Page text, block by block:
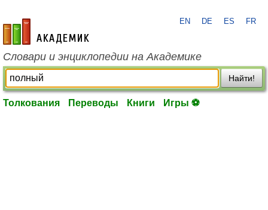
academic.ru
EN DE ES FR
Словари и энциклопедии на Академике
Найти!
Толкования Переводы Книги Игры ⚽